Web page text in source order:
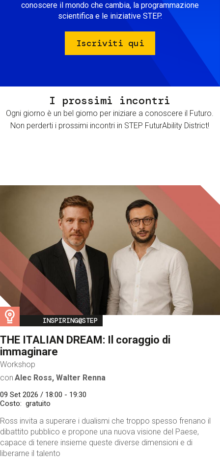
conoscere il mondo che cambia, la programmazione
scientifica e le iniziative STEP.
Iscriviti qui
I prossimi incontri
Ogni giorno è un bel giorno per iniziare a conoscere il Futuro.
Non perderti i prossimi incontri in STEP FuturAbility District!
Image
INSPIRING@STEP
THE ITALIAN DREAM: Il coraggio di
immaginare
Workshop
con Alec Ross, Walter Renna
09 Set 2026 / 18:00 - 19:30
Costo
gratuito
Ross invita a superare i dualismi che troppo spesso frenano il
dibattito pubblico e propone una nuova visione del Paese,
capace di tenere insieme queste diverse dimensioni e di
liberarne il talento